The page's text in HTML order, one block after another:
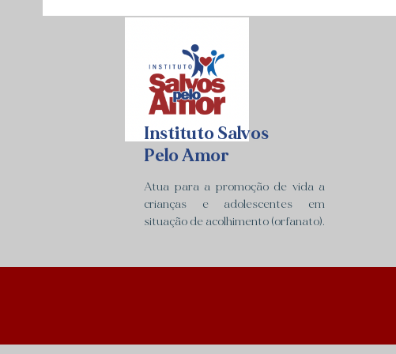
Instituto Salvos
Pelo Amor
Atua para a promoção de vida a
crianças e adolescentes em
situação de acolhimento (orfanato).